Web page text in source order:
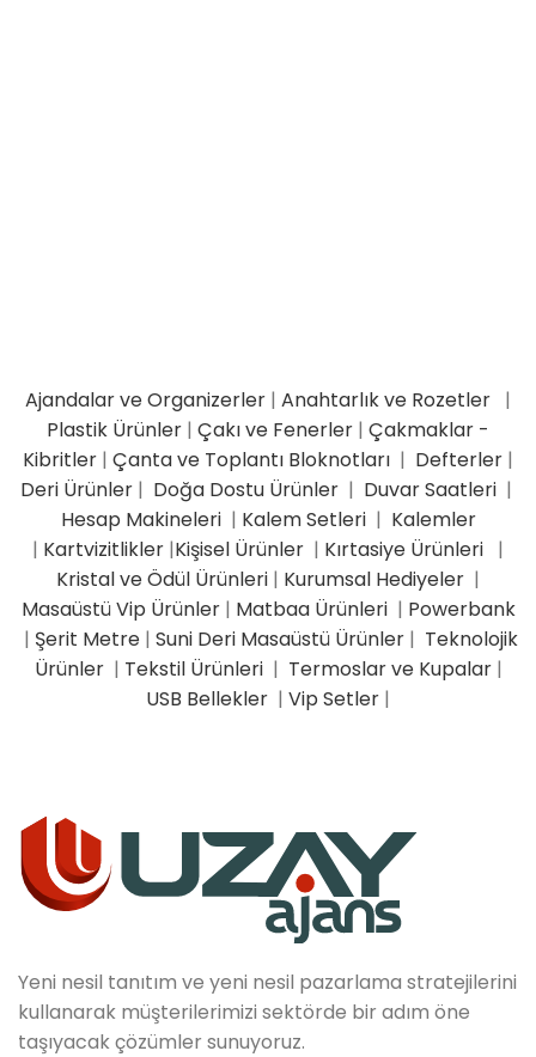
Ajandalar ve Organizerler | Anahtarlık ve Rozetler |
Plastik Ürünler | Çakı ve Fenerler | Çakmaklar -
Kibritler | Çanta ve Toplantı Bloknotları | Defterler |
Deri Ürünler| Doğa Dostu Ürünler | Duvar Saatleri |
Hesap Makineleri| Kalem Setleri| Kalemler
| Kartvizitlikler |Kişisel Ürünler | Kırtasiye Ürünleri |
Kristal ve Ödül Ürünleri | Kurumsal Hediyeler |
Masaüstü Vip Ürünler| Matbaa Ürünleri| Powerbank
| Şerit Metre| Suni Deri Masaüstü Ürünler| Teknolojik
Ürünler | Tekstil Ürünleri | Termoslar ve Kupalar|
USB Bellekler | Vip Setler |
Yeni nesil tanıtım ve yeni nesil pazarlama stratejilerini
kullanarak müşterilerimizi sektörde bir adım öne
taşıyacak çözümler sunuyoruz.